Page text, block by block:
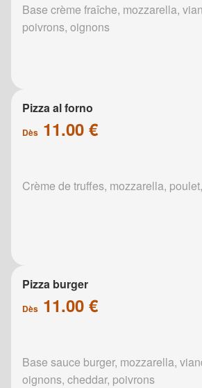
Base crème fraîche, mozzarella,
poivrons, oignons
Pizza al forno
Dès 11.00 €
Crème de truffes, mozzarella,
Pizza burger
Dès 11.00 €
Base sauce burger, mozzarella,
oignons, cheddar, poivrons